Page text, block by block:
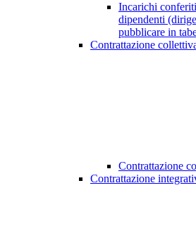
Incarichi
dipendenti
pubblicare in
Contrattazione
Contrattazione
Contrattazione